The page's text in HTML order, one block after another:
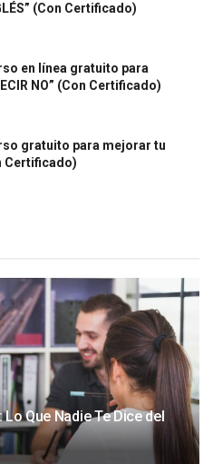
(Con Certificado)
en línea gratuito para
NO” (Con Certificado)
gratuito para mejorar tu
Certificado)
Que Nadie Te Dice del